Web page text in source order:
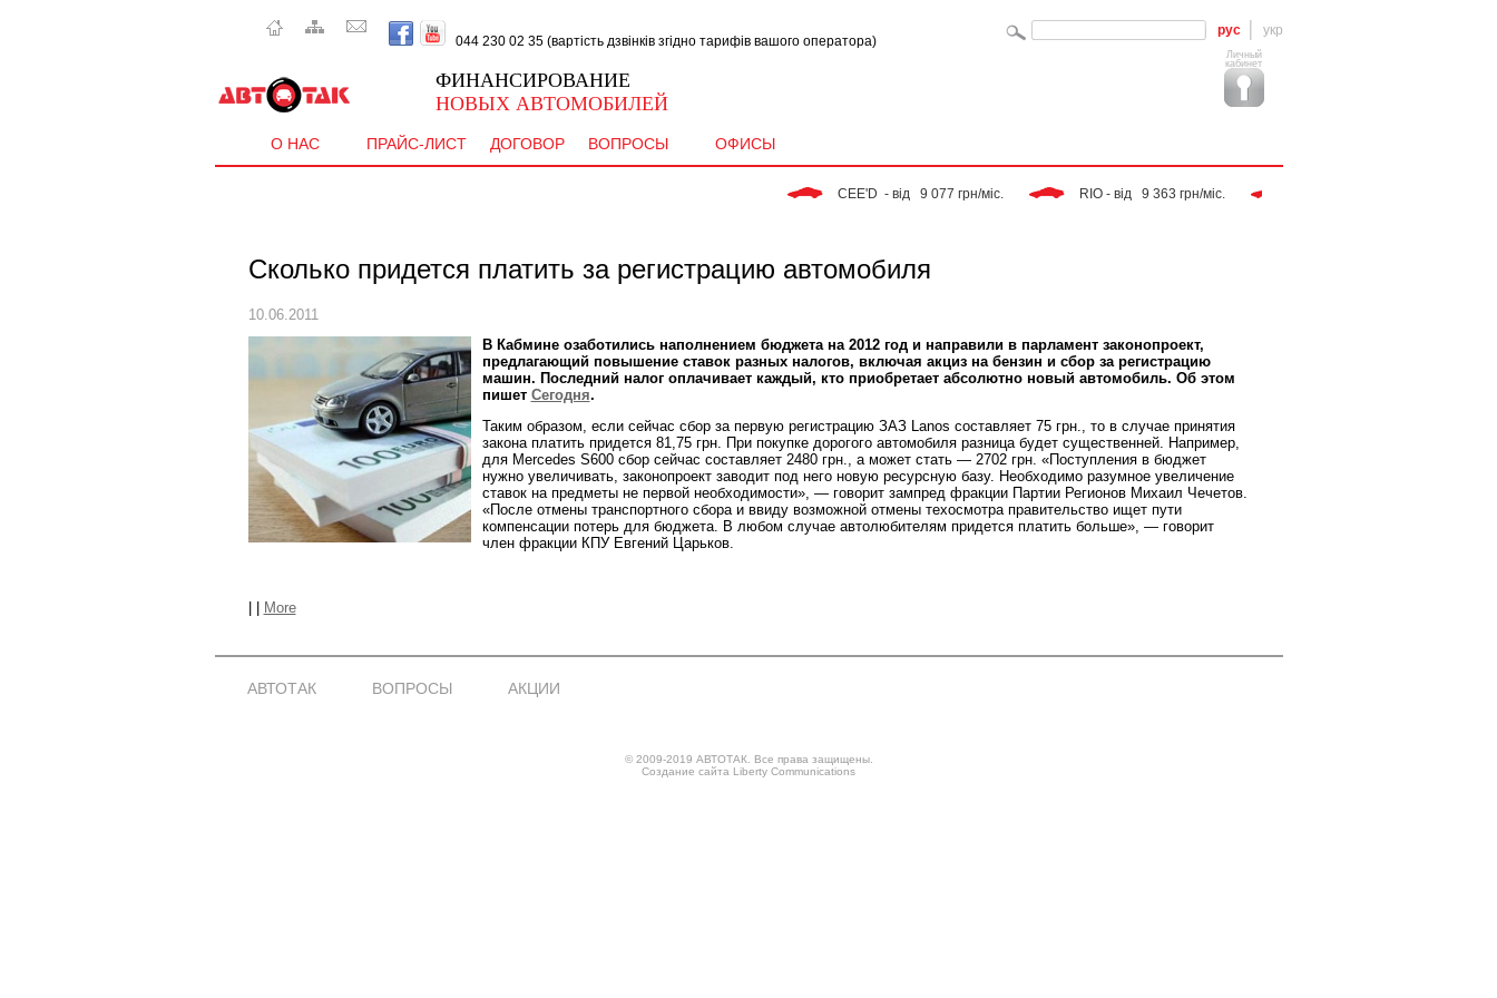
044 230 02 35 (вартість дзвінків згідно тарифів вашого оператора)
рус укр
ФИНАНСИРОВАНИЕ
НОВЫХ АВТОМОБИЛЕЙ
Личный
кабинет
О НАС ПРАЙС-ЛИСТ ДОГОВОР ВОПРОСЫ ОФИСЫ
CEE'D  - від   9 077 грн/міс. RIO - від   9 363 грн/міс.
Сколько придется платить за регистрацию автомобиля
10.06.2011
В Кабмине озаботились наполнением бюджета на 2012 год и направили в парламент законопроект,
предлагающий повышение ставок разных налогов, включая акциз на бензин и сбор за регистрацию
машин. Последний налог оплачивает каждый, кто приобретает абсолютно новый автомобиль. Об этом
пишет Сегодня.
Таким образом, если сейчас сбор за первую регистрацию ЗАЗ Lanos составляет 75 грн., то в случае принятия
закона платить придется 81,75 грн. При покупке дорогого автомобиля разница будет существенней. Например,
для Mercedes S600 сбор сейчас составляет 2480 грн., а может стать — 2702 грн. «Поступления в бюджет
нужно увеличивать, законопроект заводит под него новую ресурсную базу. Необходимо разумное увеличение
ставок на предметы не первой необходимости», — говорит зампред фракции Партии Регионов Михаил Чечетов.
«После отмены транспортного сбора и ввиду возможной отмены техосмотра правительство ищет пути
компенсации потерь для бюджета. В любом случае автолюбителям придется платить больше», — говорит
член фракции КПУ Евгений Царьков.
More
АВТОТАК ВОПРОСЫ АКЦИИ
© 2009-2019 АВТОТАК. Все права защищены.
Создание сайта Liberty Communications